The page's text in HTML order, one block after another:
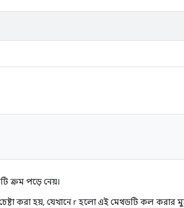
ক্রম পড়ে নেয়।
করা হয়, যেখানে r হলো এই মেথডটি কল করার